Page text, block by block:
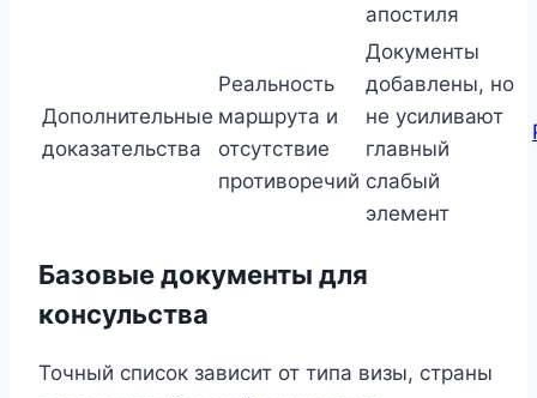
апостиля
Дополнительные
доказательства
Реальность
маршрута и
отсутствие
противоречий
Документы
добавлены, но
не усиливают
главный
слабый
элемент
Базовые документы для
консульства
Точный список зависит от типа визы, страны